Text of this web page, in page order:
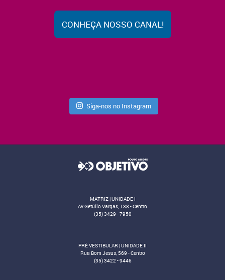
CONHEÇA NOSSO CANAL!
Siga-nos no Instagram
MATRIZ | UNIDADE I
Av Getúlio Vargas, 138 - Centro
(35) 3429 - 7950
PRÉ VESTIBULAR | UNIDADE II
Rua Bom Jesus, 569 - Centro
(35) 3422 - 9446